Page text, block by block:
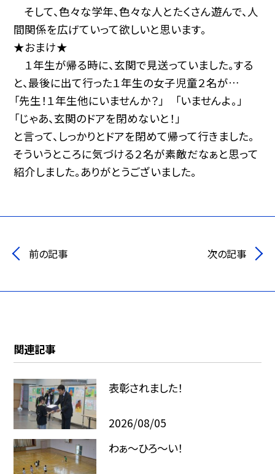
そして、色々な学年、色々な人とたくさん遊んで、人
間関係を広げていって欲しいと思います。
★おまけ★
１年生が帰る時に、玄関で見送っていました。する
と、最後に出て行った１年生の女子児童２名が…
「先生！１年生他にいませんか？」 「いませんよ。」
「じゃあ、玄関のドアを閉めないと！」
と言って、しっかりとドアを閉めて帰って行きました。
そういうところに気づける２名が素敵だなぁと思って
紹介しました。ありがとうございました。
前の記事 次の記事
関連記事
表彰されました！
2026/08/05
わぁ～ひろ～い！